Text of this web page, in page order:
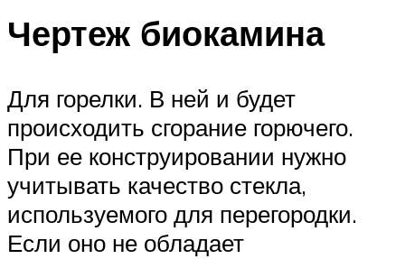
Чертеж биокамина
Для горелки. В ней и будет
происходить сгорание горючего.
При ее конструировании нужно
учитывать качество стекла,
используемого для перегородки.
Если оно не обладает